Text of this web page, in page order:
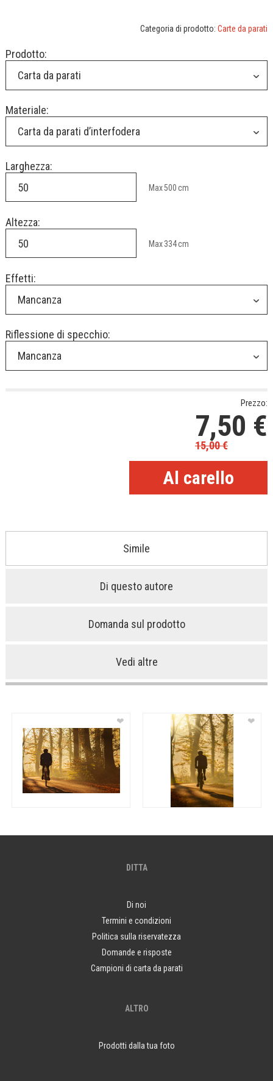
Categoria di prodotto: Carte da parati
Prodotto:
Carta da parati
Materiale:
Carta da parati d’interfodera
Larghezza:
Max500cm
Altezza:
Max334cm
Effetti:
Mancanza
Riflessione di specchio:
Mancanza
Prezzo:
7,50 €
15,00€
Simile
Di questo autore
Domanda sul prodotto
Vedi altre
❤ ❤
DITTA
Di noi
Termini e condizioni
Politica sulla riservatezza
Domande e risposte
Campioni di carta da parati
ALTRO
Prodotti dalla tua foto